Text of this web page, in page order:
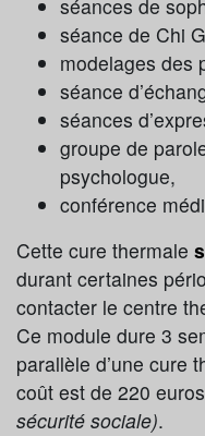
séances de
séance de Chi
modelages des
séance
séances
groupe de
psychologue,
conférence
Cette cure thermale
durant certaines
contacter le centre
Ce module dure 3
parallèle d’une cure
coût est de 220 euros
sécurité sociale).